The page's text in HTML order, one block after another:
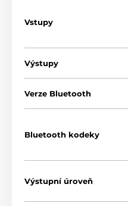
Výhody prevodníka
viac priblížiť tradičnému
nižších bitrates ako
Bez technickej
Vstupy
Výstupy
Verze Bluetooth
Bluetooth kodeky
Výstupní úroveň